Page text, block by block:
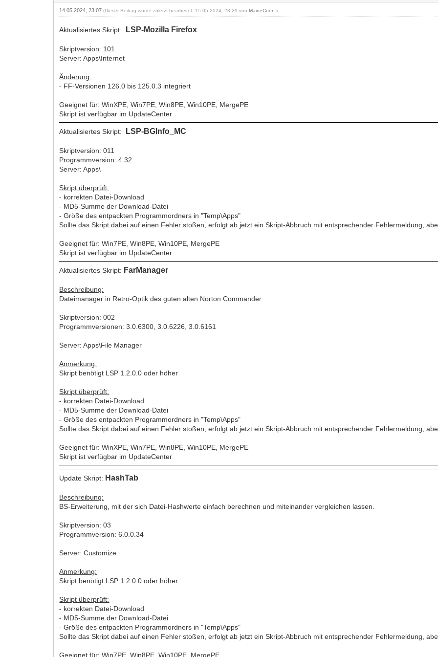
14.05.2024, 23:07(Dieser Beitrag wurde zuletzt bearbeitet: 15.05.2024, 23:29 vonMaineCoon .)
Aktualisiertes Skript: LSP-Mozilla Firefox
Skriptversion: 101
Server: Apps\Internet
Änderung:
- FF-Versionen 126.0 bis 125.0.3 integriert
Geeignet für: WinXPE, Win7PE, Win8PE, Win10PE, MergePE
Skript ist verfügbar im UpdateCenter
Aktualisiertes Skript: LSP-BGInfo_MC
Skriptversion: 011
Programmversion: 4.32
Server: Apps\
Skript überprüft:
- korrekten Datei-Download
- MD5-Summe der Download-Datei
- Größe des entpackten Programmordners in "Temp\Apps"
Sollte das Skript dabei auf einen Fehler stoßen, erfolgt ab jetzt ein Skript-Abbruch mit entsprechender Fehlermeldung,
Geeignet für: Win7PE, Win8PE, Win10PE, MergePE
Skript ist verfügbar im UpdateCenter
Aktualisiertes Skript: FarManager
Beschreibung:
Dateimanager in Retro-Optik des guten alten Norton Commander
Skriptversion: 002
Programmversionen: 3.0.6300, 3.0.6226, 3.0.6161
Server: Apps\File Manager
Anmerkung:
Skript benötigt LSP 1.2.0.0 oder höher
Skript überprüft:
- korrekten Datei-Download
- MD5-Summe der Download-Datei
- Größe des entpackten Programmordners in "Temp\Apps"
Sollte das Skript dabei auf einen Fehler stoßen, erfolgt ab jetzt ein Skript-Abbruch mit entsprechender Fehlermeldung,
Geeignet für: WinXPE, Win7PE, Win8PE, Win10PE, MergePE
Skript ist verfügbar im UpdateCenter
Update Skript: HashTab
Beschreibung:
BS-Erweiterung, mit der sich Datei-Hashwerte einfach berechnen und miteinander vergleichen lassen.
Skriptversion: 03
Programmversion: 6.0.0.34
Server: Customize
Anmerkung:
Skript benötigt LSP 1.2.0.0 oder höher
Skript überprüft:
- korrekten Datei-Download
- MD5-Summe der Download-Datei
- Größe des entpackten Programmordners in "Temp\Apps"
Sollte das Skript dabei auf einen Fehler stoßen, erfolgt ab jetzt ein Skript-Abbruch mit entsprechender Fehlermeldung,
Geeignet für: Win7PE, Win8PE, Win10PE, MergePE